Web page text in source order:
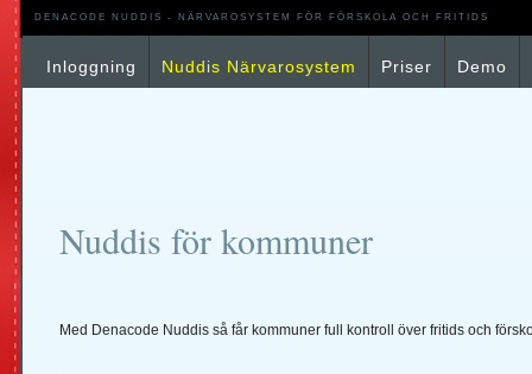
DENACODE NUDDIS - NÄRVAROSYSTEM FÖR FÖRSKOLA OCH FRITIDS
Inloggning Nuddis Närvarosystem Priser Demo
Nuddis för kommuner
Med Denacode Nuddis så får kommuner full kontroll över fritids och